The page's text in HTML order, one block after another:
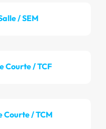
/ SEM
Courte / TCF
Courte / TCM